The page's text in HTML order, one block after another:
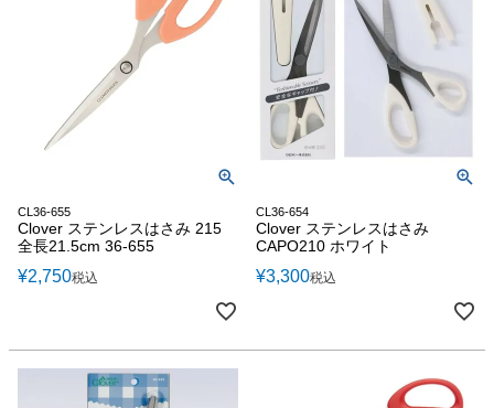
CL36-655
Clover ステンレスはさみ 215
全長21.5cm 36-655
¥2,750税込
CL36-654
Clover ステンレスはさみ
CAPO210 ホワイト
¥3,300税込